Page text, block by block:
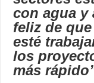
con agua y
feliz de
esté
los
más